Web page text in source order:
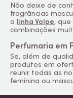
Não deixe de
fragrâncias
a linha Volpe,
combinações
Perfumaria em
Se, além de
produtos em
reunir todas as
feminina ou